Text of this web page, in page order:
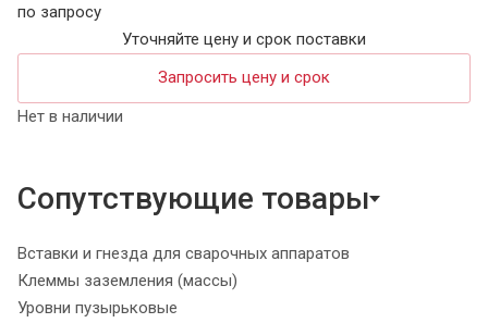
по запросу
Уточняйте цену и срок поставки
Запросить цену и срок
Нет в наличии
Сопутствующие товары
Вставки и гнезда для сварочных аппаратов
Клеммы заземления (массы)
Уровни пузырьковые